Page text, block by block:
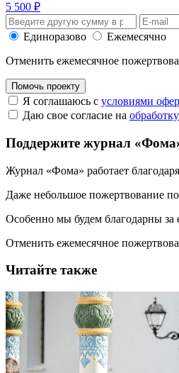
5 500 ₽
Единоразово
Ежемесячно
Отменить ежемесячное
Помочь проекту
Я соглашаюсь с условиями
Даю свое согласие на
Поддержите журнал
Журнал «Фома» работает
Даже небольшое пожертвование
Особенно мы будем благодарны за
Отменить ежемесячное
Читайте также